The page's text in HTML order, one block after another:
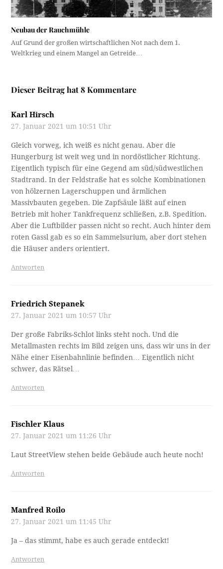
Neubau der Rauchmühle
Auf Grund der großen wirtschaftlichen Not nach dem 1.
Weltkrieg und einem Mangel an Getreide…
Dieser Beitrag hat 8 Kommentare
Karl Hirsch
27. Januar 2021 um 10:51 Uhr
Gleich vorweg, ich weiß es nicht genau. Aber die
Hungerburg ist weit weg und in nordöstlicher Richtung.
Eigentlich typisch für eine Gegend am süd/südwestlichen
Stadtrand. In der Feldstraße hat es solche Kombinationen
von hölzernen Lagerschuppen und ärmlichen
Massivbauten gegeben. Die Zapfsäule läßt auf einen
Betrieb mit hoher Tankfrequenz schließen, z.B. Spedition.
Aber die Luftbilder passen nicht so recht. Auch hinter dem
roten Gassl gab es so ein Sammelsurium, aber dort stehen
die Häuser anders orientiert.
Antworten
Friedrich Stepanek
27. Januar 2021 um 10:57 Uhr
Der große Fabriks-Schlot links steht noch. Und die
Metallmasten rechts im Bild zeigen uns, dass wir uns in der
Nähe einer Eisenbahnlinie befinden… Eigentlich nicht
schwer, das Rätsel…
Antworten
Fischler Klaus
27. Januar 2021 um 11:26 Uhr
Laut StreetView stehen beide Gebäude auch heute noch!
Antworten
Manfred Roilo
27. Januar 2021 um 11:45 Uhr
Ja – das stimmt, habe es auch gerade entdeckt!
Antworten